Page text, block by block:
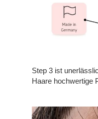
Step 3 ist
Haare hochwertige